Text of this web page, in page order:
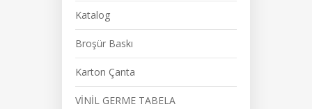
Katalog
Broşür Baskı
Karton Çanta
VİNİL GERME TABELA